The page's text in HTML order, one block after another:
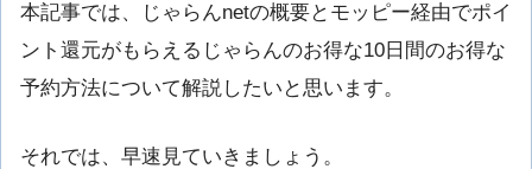
本記事では、じゃらんnetの概要とモッピー経由でポイ
ント還元がもらえるじゃらんのお得な10日間のお得な
予約方法について解説したいと思います。
それでは、早速見ていきましょう。